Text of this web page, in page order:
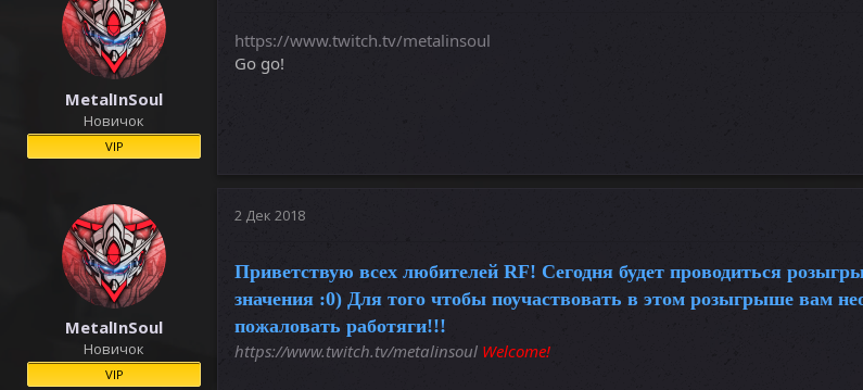
MetalInSoul
Новичок
VIP
https://www.twitch.tv/metalinsoul
Go go!
MetalInSoul
Новичок
VIP
2 Дек 2018
Приветствую всех любителей RF! Сегодня будет проводиться
значения :0) Для того чтобы поучаствовать в этом розыгрыше вам
пожаловать работяги!!!
https://www.twitch.tv/metalinsoul Welcome!